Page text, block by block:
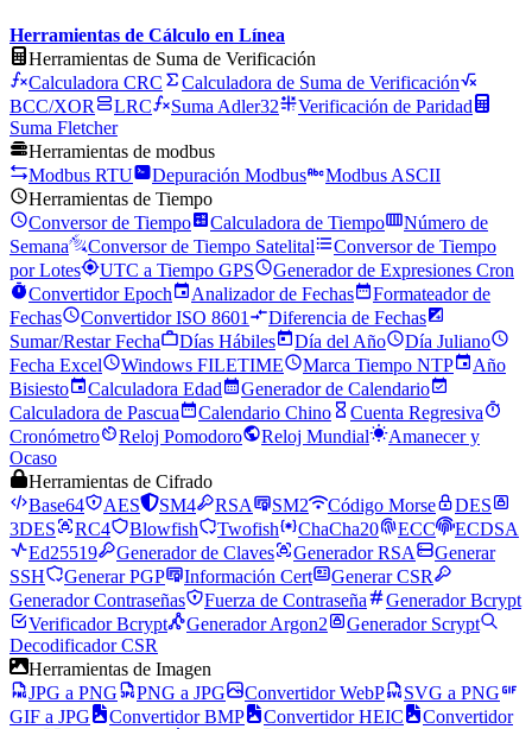
Herramientas de Cálculo en Línea
Herramientas de Suma de Verificación
Calculadora CRC
Calculadora de Suma de Verificación
BCC/XOR
LRC Suma Adler32
Verificación de Paridad
Suma Fletcher
Herramientas de modbus
Modbus RTU
Depuración Modbus
Modbus ASCII
Herramientas de Tiempo
Conversor de Tiempo
Calculadora de Tiempo
Número de
Semana
Conversor de Tiempo Satelital
Conversor de Tiempo
por Lotes
UTC a Tiempo GPS
Generador de Expresiones Cron
Convertidor Epoch
Analizador de Fechas
Formateador de
Fechas
Convertidor ISO 8601
Diferencia de Fechas
Sumar/Restar Fecha
Días Hábiles Día del Año
Día Juliano
Fecha Excel
Windows FILETIME Marca Tiempo NTP
Año
Bisiesto
Calculadora Edad
Generador de Calendario
Calculadora de Pascua
Calendario Chino
Cuenta Regresiva
Cronómetro
Reloj Pomodoro Reloj Mundial
Amanecer y
Ocaso
Herramientas de Cifrado
Base64
AES SM4 RSA SM2 Código Morse
DES
3DES
RC4 Blowfish Twofish ChaCha20 ECC
ECDSA
Ed25519
Generador de Claves Generador RSA
Generar
SSH
Generar PGP Información Cert
Generar CSR
Generador Contraseñas
Fuerza de Contraseña
Generador Bcrypt
Verificador Bcrypt
Generador Argon2
Generador Scrypt
Decodificador CSR
Herramientas de Imagen
JPG a PNG
PNG a JPG Convertidor WebP
SVG a PNG
GIF a JPG
Convertidor BMP Convertidor HEIC
Convertidor